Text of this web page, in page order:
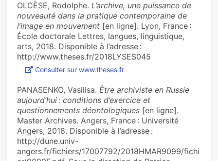
OLCÈSE, Rodolphe. L’archive, une puissance de
nouveauté dans la pratique contemporaine de
l’image en mouvement [en ligne]. Lyon, France :
École doctorale Lettres, langues, linguistique,
arts, 2018. Disponible à l’adresse :
http://www.theses.fr/2018LYSES045
Consulter sur www.theses.fr
PANASENKO, Vasilisa. Être archiviste en Russie
aujourd’hui : conditions d’exercice et
questionnements déontologiques [en ligne].
Master Archives. Angers, France : Université
Angers, 2018. Disponible à l’adresse :
http://dune.univ-
angers.fr/fichiers/17007792/2018HMAR9099/fichi